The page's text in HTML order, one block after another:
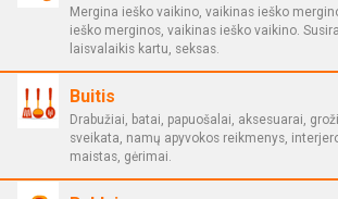
Mergina ieško vaikino, vaikinas ieško
ieško merginos, vaikinas ieško vaikino.
laisvalaikis kartu, seksas.
Buitis
Drabužiai, batai, papuošalai, aksesuarai,
sveikata, namų apyvokos reikmenys,
maistas, gėrimai.